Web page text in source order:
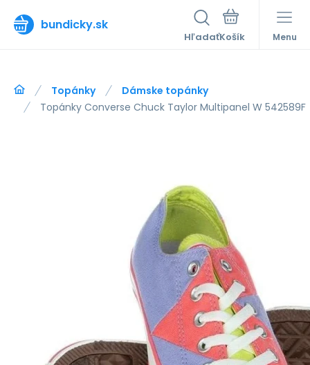
bundicky.sk
Hľadať Menu
Topánky
Dámske topánky
Topánky Converse Chuck Taylor Multipanel W 542589F